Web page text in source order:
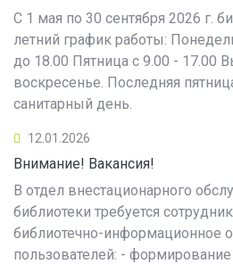
С 1 мая по 30 сентября 2026 г.
летний график работы:
до 18.00 Пятница с 9.00 - 17.00
воскресенье. Последняя
санитарный день.
12.01.2026
Внимание! Вакансия!
В отдел внестационарного
библиотеки требуется
библиотечно-информационное
пользователей: - формирование